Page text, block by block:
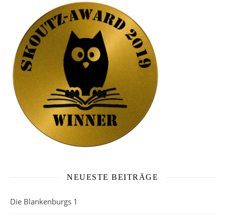
NEUESTE BEITRÄGE
Die Blankenburgs 1